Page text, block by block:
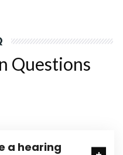
Questions
a hearing